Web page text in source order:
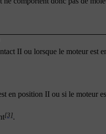
II ou lorsque le moteur est
en position II ou si le moteur
[3].